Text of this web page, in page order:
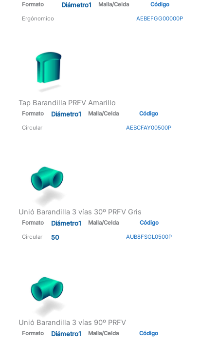
Formato Diámetro1 Malla/Celda Código
Ergónomico AEBEFGG00000P
Tap Barandilla PRFV Amarillo
Formato Diámetro1 Malla/Celda Código
Circular AEBCFAY00500P
Unió Barandilla 3 vías 30º PRFV Gris
Formato Diámetro1 Malla/Celda Código
Circular 50 AUB8FSGL0500P
Unió Barandilla 3 vías 90º PRFV
Formato Diámetro1 Malla/Celda Código